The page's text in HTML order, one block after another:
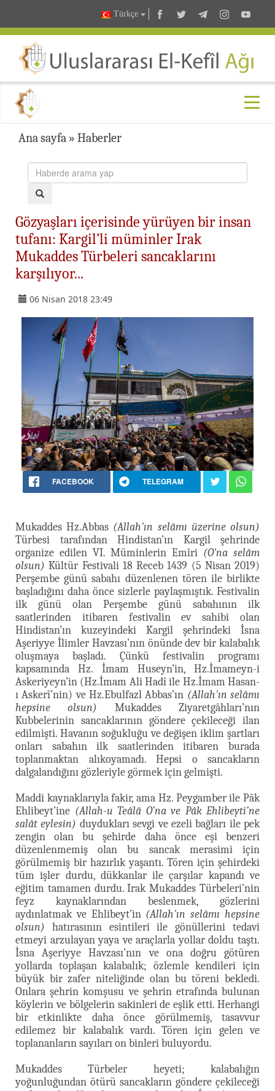
Türkçe
Ana sayfa » Haberler
Gözyaşları içerisinde yürüyen bir insan
tufanı: Kargil’li müminler Irak
Mukaddes Türbeleri sancaklarını
karşılıyor...
06 Nisan 2018 23:49
FACEBOOK TELEGRAM
Mukaddes Hz.Abbas (Allah'ın selâmı üzerine olsun)
Türbesi tarafından Hindistan’ın Kargil şehrinde
organize edilen VI. Müminlerin Emîri (O'na selâm
olsun) Kültür Festivali 18 Receb 1439 (5 Nisan 2019)
Perşembe günü sabahı düzenlenen tören ile birlikte
başladığını daha önce sizlerle paylaşmıştık. Festivalin
ilk günü olan Perşembe günü sabahının ilk
saatlerinden itibaren festivalin ev sahibi olan
Hindistan’ın kuzeyindeki Kargil şehrindeki İsna
Aşeriyye İlimler Havzası’nın önünde dev bir kalabalık
oluşmaya başladı. Çünkü festivalin programı
kapsamında Hz. İmam Huseyn’in, Hz.İmameyn-i
Askeriyeyn’in (Hz.İmam Ali Hadî ile Hz.İmam Hasan-
ı Askerî’nin) ve Hz.Ebulfazl Abbas’ın (Allah'ın selâmı
hepsine olsun) Mukaddes Ziyaretgâhları’nın
Kubbelerinin sancaklarının göndere çekileceği ilan
edilmişti. Havanın soğukluğu ve değişen iklim şartları
onları sabahın ilk saatlerinden itibaren burada
toplanmaktan alıkoyamadı. Hepsi o sancakların
dalgalandığını gözleriyle görmek için gelmişti.
Maddi kaynaklarıyla fakir, ama Hz. Peygamber ile Pâk
Ehlibeyt’ine (Allah-u Teâlâ O’na ve Pâk Ehlibeyti’ne
salât eylesin) duydukları sevgi ve ezeli bağları ile pek
zengin olan bu şehirde daha önce eşi benzeri
düzenlenmemiş olan bu sancak merasimi için
görülmemiş bir hazırlık yaşantı. Tören için şehirdeki
tüm işler durdu, dükkanlar ile çarşılar kapandı ve
eğitim tamamen durdu. Irak Mukaddes Türbeleri’nin
feyz kaynaklarından beslenmek, gözlerini
aydınlatmak ve Ehlibeyt’in (Allah'ın selâmı hepsine
olsun) hatırasının esintileri ile gönüllerini tedavi
etmeyi arzulayan yaya ve araçlarla yollar doldu taştı.
İsna Aşeriyye Havzası’nın ve ona doğru götüren
yollarda toplaşan kalabalık; özlemle kendileri için
büyük bir zafer niteliğinde olan bu töreni bekledi.
Onlara şehrin komşusu ve şehrin etrafında bulunan
köylerin ve bölgelerin sakinleri de eşlik etti. Herhangi
bir etkinlikte daha önce görülmemiş, tasavvur
edilemez bir kalabalık vardı. Tören için gelen ve
toplananların sayıları on binleri buluyordu.
Mukaddes Türbeler heyeti; kalabalığın
yoğunluğundan ötürü sancakların göndere çekileceği